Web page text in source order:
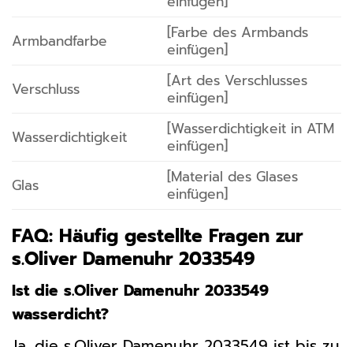
Armbandfarbe
[Farbe des Armbands
einfügen]
Verschluss
[Art des Verschlusses
einfügen]
Wasserdichtigkeit
[Wasserdichtigkeit in ATM
einfügen]
Glas
[Material des Glases
einfügen]
FAQ: Häufig gestellte Fragen zur
s.Oliver Damenuhr 2033549
Ist die s.Oliver Damenuhr 2033549
wasserdicht?